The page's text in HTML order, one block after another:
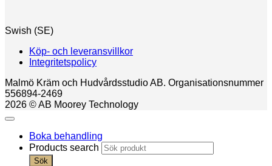
Swish (SE)
Köp- och leveransvillkor
Integritetspolicy
Malmö Kräm och Hudvårdsstudio AB. Organisationsnummer
556894-2469
2026 © AB Moorey Technology
Boka behandling
Products search
Sök